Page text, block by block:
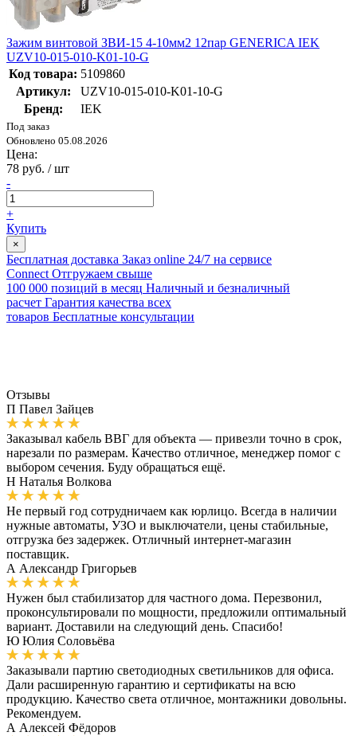
Зажим винтовой ЗВИ-15 4-10мм2 12пар GENERICA IEK
UZV10-015-010-K01-10-G
Код товара: 5109860
Артикул:
UZV10-015-010-K01-10-G
Бренд:
IEK
Под заказ
Обновлено 05.08.2026
Цена:
78 руб. / шт
-
+
Купить
×
Бесплатная доставка Заказ online 24/7 на сервисе
Connect Отгружаем свыше
100 000 позиций в месяц Наличный и безналичный
расчет Гарантия качества всех
товаров Бесплатные консультации
Отзывы
П Павел Зайцев
Заказывал кабель ВВГ для объекта — привезли точно в срок,
нарезали по размерам. Качество отличное, менеджер помог с
выбором сечения. Буду обращаться ещё.
Н Наталья Волкова
Не первый год сотрудничаем как юрлицо. Всегда в наличии
нужные автоматы, УЗО и выключатели, цены стабильные,
отгрузка без задержек. Отличный интернет-магазин
поставщик.
А Александр Григорьев
Нужен был стабилизатор для частного дома. Перезвонил,
проконсультировали по мощности, предложили оптимальный
вариант. Доставили на следующий день. Спасибо!
Ю Юлия Соловьёва
Заказывали партию светодиодных светильников для офиса.
Дали расширенную гарантию и сертификаты на всю
продукцию. Качество света отличное, монтажники довольны.
Рекомендуем.
А Алексей Фёдоров